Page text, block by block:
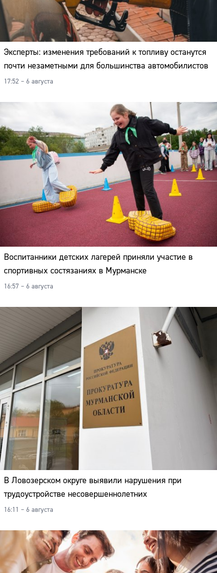
Эксперты: изменения требований к топливу останутся
почти незаметными для большинства автомобилистов
17:52 – 6 августа
Воспитанники детских лагерей приняли участие в
спортивных состязаниях в Мурманске
16:57 – 6 августа
В Ловозерском округе выявили нарушения при
трудоустройстве несовершеннолетних
16:11 – 6 августа